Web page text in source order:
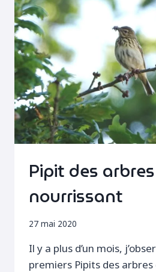
Pipit des arbres
nourrissant
27 mai 2020
Il y a plus d’un mois,
premiers Pipits des